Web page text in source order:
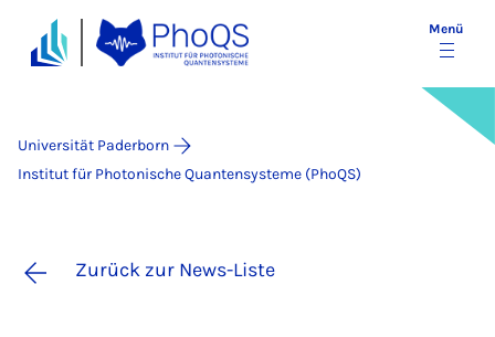
Menü
Universität Paderborn
Institut für Photonische Quantensysteme (PhoQS)
Zurück zur News-Liste